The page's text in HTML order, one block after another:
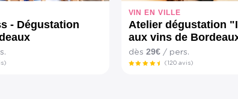
- Dégustation
VIN EN VILLE
Atelier dégustation
aux vins de
dès 29€/ pers.
(120 avis)